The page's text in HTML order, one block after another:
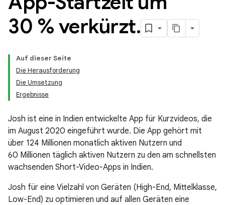
30 % verkürzt.
Auf dieser Seite
Die Herausforderung
Die Umsetzung
Ergebnisse
Josh ist eine in Indien entwickelte App für Kurzvideos, die
im August 2020 eingeführt wurde. Die App gehört mit
über 124 Millionen monatlich aktiven Nutzern und
60 Millionen täglich aktiven Nutzern zu den am schnellsten
wachsenden Short-Video-Apps in Indien.
Josh für eine Vielzahl von Geräten (High-End, Mittelklasse,
Low-End) zu optimieren und auf allen Geräten eine